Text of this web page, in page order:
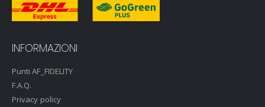
INFORMAZIONI
Punti AF_FIDELITY
F.A.Q.
Privacy policy